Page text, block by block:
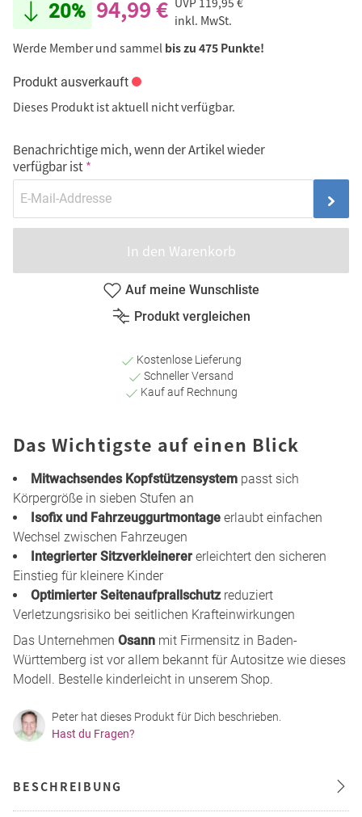
20% 94,99 € inkl. MwSt.
Werde Member und sammel bis zu 475 Punkte!
Produkt ausverkauft
Dieses Produkt ist aktuell nicht verfügbar.
Benachrichtige mich, wenn der Artikel wieder
verfügbar ist
In den Warenkorb
Auf meine Wunschliste
Produkt vergleichen
Kostenlose Lieferung
Schneller Versand
Kauf auf Rechnung
Das Wichtigste auf einen Blick
Mitwachsendes Kopfstützensystem passt sich
Körpergröße in sieben Stufen an
Isofix und Fahrzeuggurtmontage erlaubt einfachen
Wechsel zwischen Fahrzeugen
Integrierter Sitzverkleinerer erleichtert den sicheren
Einstieg für kleinere Kinder
Optimierter Seitenaufprallschutzreduziert
Verletzungsrisiko bei seitlichen Krafteinwirkungen
Das Unternehmen Osann mit Firmensitz in Baden-
Württemberg ist vor allem bekannt für Autositze wie dieses
Modell. Bestelle kinderleicht in unserem Shop.
Peter hat dieses Produkt für Dich beschrieben.
Hast du Fragen?
BESCHREIBUNG